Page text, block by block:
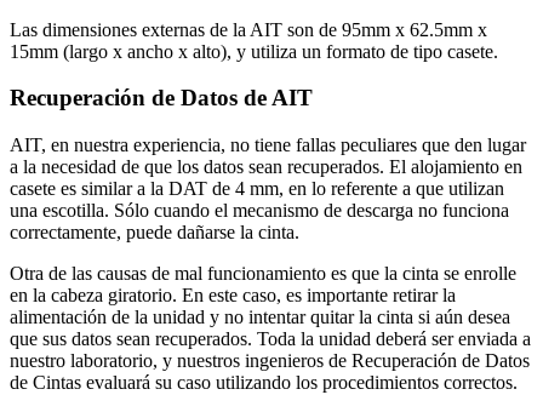
Las dimensiones externas de la AIT son de 95mm x 62.5mm x
15mm (largo x ancho x alto), y utiliza un formato de tipo casete.
Recuperación de Datos de AIT
AIT, en nuestra experiencia, no tiene fallas peculiares que den lugar
a la necesidad de que los datos sean recuperados. El alojamiento en
casete es similar a la DAT de 4 mm, en lo referente a que utilizan
una escotilla. Sólo cuando el mecanismo de descarga no funciona
correctamente, puede dañarse la cinta.
Otra de las causas de mal funcionamiento es que la cinta se enrolle
en la cabeza giratorio. En este caso, es importante retirar la
alimentación de la unidad y no intentar quitar la cinta si aún desea
que sus datos sean recuperados. Toda la unidad deberá ser enviada a
nuestro laboratorio, y nuestros ingenieros de Recuperación de Datos
de Cintas evaluará su caso utilizando los procedimientos correctos.